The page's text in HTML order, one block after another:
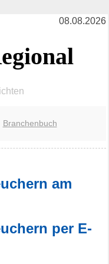
08.08.2026
Branchenbuch
am
per E-